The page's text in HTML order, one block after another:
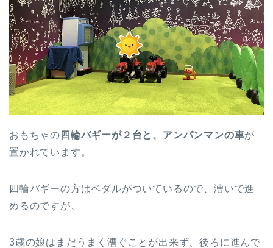
おもちゃの 四輪バギーが２台と、アンパンマンの車が
置かれています。
四輪バギーの方はペダルがついているので、漕いで進
めるのですが、
3歳の娘はまだうまく漕ぐことが出来ず、後ろに進んで